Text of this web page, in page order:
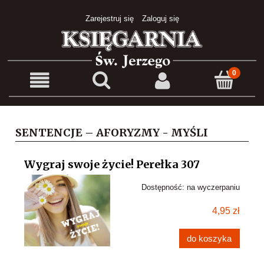
Zarejestruj się Zaloguj się
SENTENCJE – AFORYZMY - MYŚLI
Wygraj swoje życie! Perełka 307
Dostępność: na wyczerpaniu
4,95 zł
do koszyka